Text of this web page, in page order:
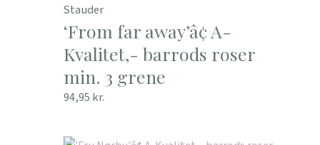
Stauder
‘From far away’â¢ A-
Kvalitet,- barrods roser
min. 3 grene
94,95 kr.